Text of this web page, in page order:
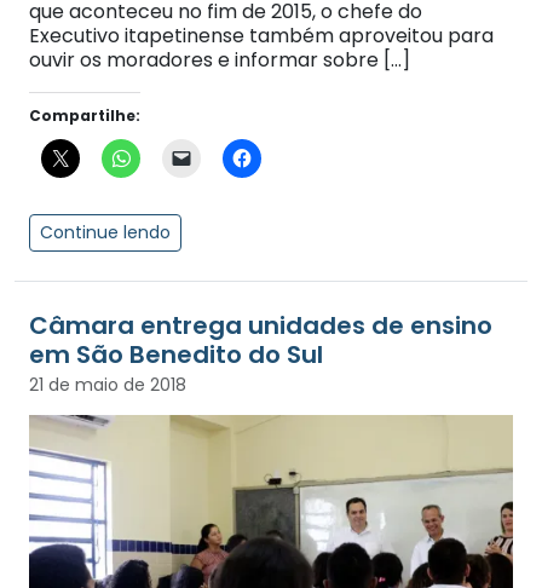
que aconteceu no fim de 2015, o chefe do
Executivo itapetinense também aproveitou para
ouvir os moradores e informar sobre […]
Compartilhe:
Continue lendo
Câmara entrega unidades de ensino
em São Benedito do Sul
21 de maio de 2018